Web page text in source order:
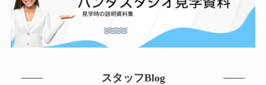
スタッフBlog